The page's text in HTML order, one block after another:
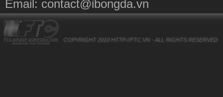
Email: contact@ibongda.vn
COPYRIGHT 2010 HTTP://FTC.VN - ALL RIGHTS RESERVED